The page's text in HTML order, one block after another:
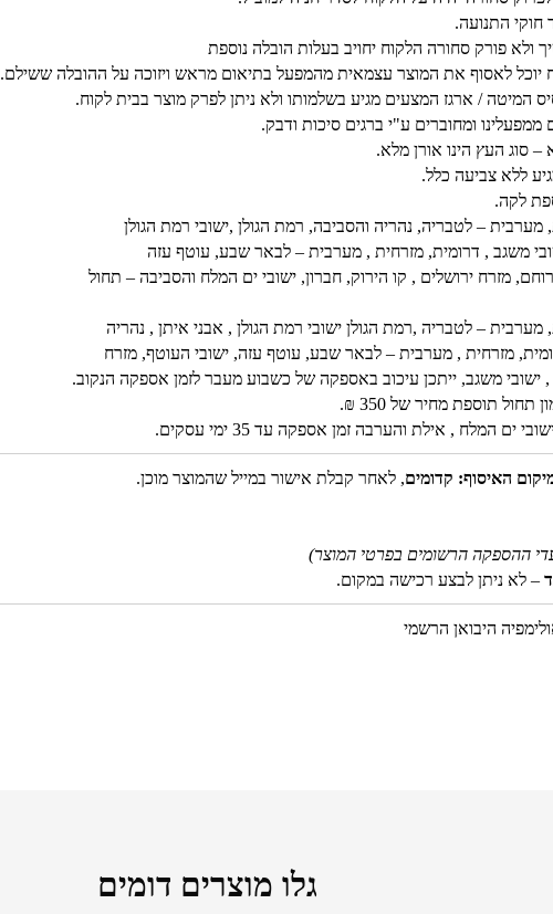
חוקי התנועה.
ולא פורק סחורה הלקוח יחויב בעלות הובלה נוספת
יוכל לאסוף את המוצר עצמאית מהמפעל בתיאום מראש ויזוכה על ההובלה ששילם.
המיטה / ארגז המצעים מגיע בשלמותו ולא ניתן לפרק מוצר בבית לקוח.
ממפעלינו ומחוברים ע"י ברגים סיכות ודבק.
סוג העץ הינו אורן מלא.
ללא צביעה כלל.
לקה.
– לטבריה, נהריה והסביבה, רמת הגולן ,ישובי רמת הגולן
משגב , דרומית, מזרחית , מערבית – לבאר שבע, עוטף עזה
מזרח ירושלים , קו הירוק, חברון, ישובי ים המלח והסביבה – תחול
– לטבריה ,רמת הגולן ישובי רמת הגולן , אבני איתן , נהריה
מזרחית , מערבית – לבאר שבע, עוטף עזה, ישובי העוטף, מזרח
, ישובי משגב, ייתכן עיכוב באספקה של כשבוע מעבר לזמן אספקה הנקוב.
תוספת מחיר של 350 ₪.
ים המלח , אילת והערבה זמן אספקה עד 35 ימי עסקים.
האיסוף: קדומים, לאחר קבלת אישור במייל שהמוצר מוכן.
ההספקה הרשומים בפרטי המוצר)
– לא ניתן לבצע רכישה במקום.
היבואן הרשמי
גלו מוצרים דומים